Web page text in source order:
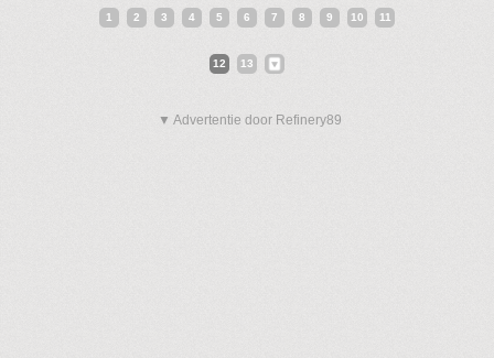
1 2 3 4 5 6 7 8 9 10 11
12 13
▼ Advertentie door Refinery89